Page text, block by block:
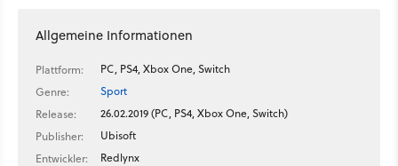
Allgemeine Informationen
Plattform:
PC, PS4, Xbox One, Switch
Genre:
Sport
Release:
26.02.2019 (PC, PS4, Xbox One, Switch)
Publisher:
Ubisoft
Entwickler:
Redlynx